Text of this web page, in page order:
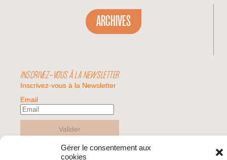
Gérer le consentement aux
cookies
ARCHIVES
INSCRIVEZ-VOUS À LA NEWSLETTER
Inscrivez-vous à la Newsletter
Email
Valider